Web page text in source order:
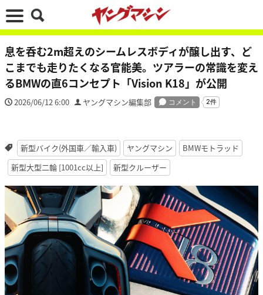
息を呑む2m超えのシームレスボディが醸し出す、ど
こまでも走りたくなる官能美。ツアラーの常識を変え
るBMWの直6コンセプト「Vision K18」が公開
2026/06/12 6:00 ヤングマシン編集部
新型バイク(外国車／輸入車) ヤングマシン
BMWモトラッド
新型大型二輪 [1001cc以上]
新型クルーザー